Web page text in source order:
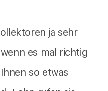
ja sehr
es mal richtig
so etwas